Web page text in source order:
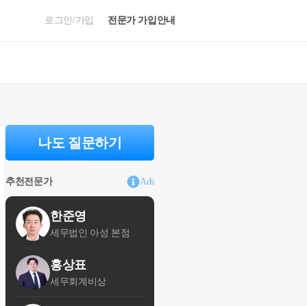
로그인/가입 전문가 가입안내
나도 질문하기
추천전문가 Ads
한준영
세무법인 아성 본점
홍상표
세무회계비상